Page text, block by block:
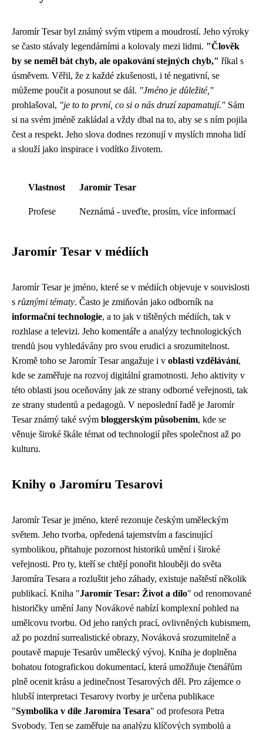
Jaromír Tesar byl známý svým vtipem a moudrostí. Jeho výroky
se často stávaly legendárními a kolovaly mezi lidmi. "Člověk
by se neměl bát chyb, ale opakování stejných chyb," říkal s
úsměvem. Věřil, že z každé zkušenosti, i té negativní, se
můžeme poučit a posunout se dál. "Jméno je důležité,"
prohlašoval, "je to to první, co si o nás druzí zapamatují." Sám
si na svém jméně zakládal a vždy dbal na to, aby se s ním pojila
čest a respekt. Jeho slova dodnes rezonují v myslích mnoha lidí
a slouží jako inspirace i vodítko životem.
Vlastnost Jaromír Tesar
Profese Neznámá - uveďte, prosím, více informací
Jaromír Tesar v médiích
Jaromír Tesar je jméno, které se v médiích objevuje v souvislosti
s různými tématy. Často je zmiňován jako odborník na
informační technologie, a to jak v tištěných médiích, tak v
rozhlase a televizi. Jeho komentáře a analýzy technologických
trendů jsou vyhledávány pro svou erudici a srozumitelnost.
Kromě toho se Jaromír Tesar angažuje i v oblasti vzdělávání,
kde se zaměřuje na rozvoj digitální gramotnosti. Jeho aktivity v
této oblasti jsou oceňovány jak ze strany odborné veřejnosti, tak
ze strany studentů a pedagogů. V neposlední řadě je Jaromír
Tesar známý také svým bloggerským působením, kde se
věnuje široké škále témat od technologií přes společnost až po
kulturu.
Knihy o Jaromíru Tesarovi
Jaromír Tesar je jméno, které rezonuje českým uměleckým
světem. Jeho tvorba, opředená tajemstvím a fascinující
symbolikou, přitahuje pozornost historiků umění i široké
veřejnosti. Pro ty, kteří se chtějí ponořit hlouběji do světa
Jaromíra Tesara a rozluštit jeho záhady, existuje naštěstí několik
publikací. Kniha "Jaromír Tesar: Život a dílo" od renomované
historičky umění Jany Novákové nabízí komplexní pohled na
umělcovu tvorbu. Od jeho raných prací, ovlivněných kubismem,
až po pozdní surrealistické obrazy, Nováková srozumitelně a
poutavě mapuje Tesarův umělecký vývoj. Kniha je doplněna
bohatou fotografickou dokumentací, která umožňuje čtenářům
plně ocenit krásu a jedinečnost Tesarových děl. Pro zájemce o
hlubší interpretaci Tesarovy tvorby je určena publikace
"Symbolika v díle Jaromíra Tesara" od profesora Petra
Svobody. Ten se zaměřuje na analýzu klíčových symbolů a